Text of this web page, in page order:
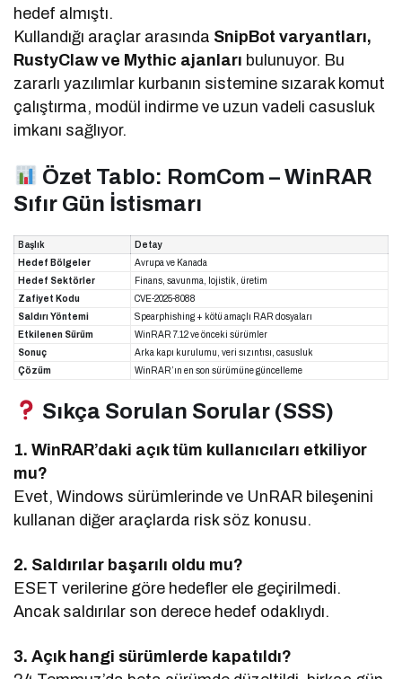
hedef almıştı.
Kullandığı araçlar arasında SnipBot varyantları,
RustyClaw ve Mythic ajanları bulunuyor. Bu
zararlı yazılımlar kurbanın sistemine sızarak komut
çalıştırma, modül indirme ve uzun vadeli casusluk
imkanı sağlıyor.
Özet Tablo: RomCom – WinRAR
Sıfır Gün İstismarı
Başlık
Detay
Hedef Bölgeler
Avrupa ve Kanada
Hedef Sektörler
Finans, savunma, lojistik, üretim
Zafiyet Kodu
CVE-2025-8088
Saldırı Yöntemi
Spearphishing + kötü amaçlı RAR dosyaları
Etkilenen Sürüm
WinRAR 7.12 ve önceki sürümler
Sonuç
Arka kapı kurulumu, veri sızıntısı, casusluk
Çözüm
WinRAR’ın en son sürümüne güncelleme
Sıkça Sorulan Sorular (SSS)
1. WinRAR’daki açık tüm kullanıcıları etkiliyor
mu?
Evet, Windows sürümlerinde ve UnRAR bileşenini
kullanan diğer araçlarda risk söz konusu.
2. Saldırılar başarılı oldu mu?
ESET verilerine göre hedefler ele geçirilmedi.
Ancak saldırılar son derece hedef odaklıydı.
3. Açık hangi sürümlerde kapatıldı?